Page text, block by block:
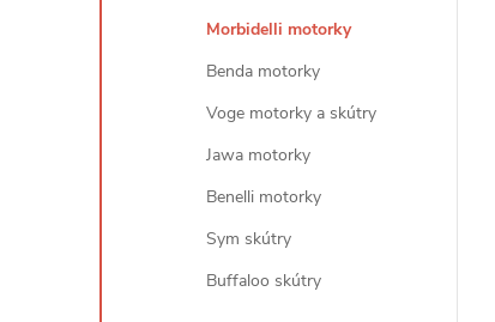
Morbidelli motorky
Benda motorky
Voge motorky a skútry
Jawa motorky
Benelli motorky
Sym skútry
Buffaloo skútry